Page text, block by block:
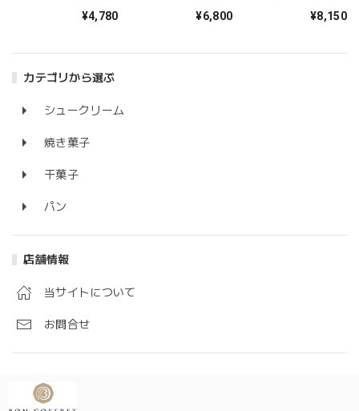
カテゴリから選ぶ
シュークリーム
焼き菓子
干菓子
パン
店舗情報
当サイトについて
お問合せ
¥4,780 ¥6,800
¥8,150